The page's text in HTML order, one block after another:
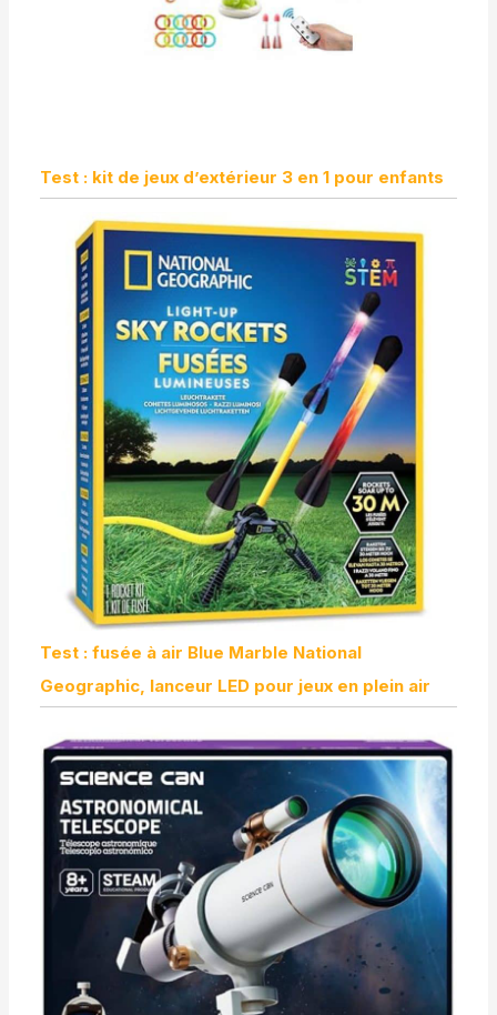
Test : kit de jeux d’extérieur 3 en 1 pour enfants
Test : fusée à air Blue Marble National
Geographic, lanceur LED pour jeux en plein air